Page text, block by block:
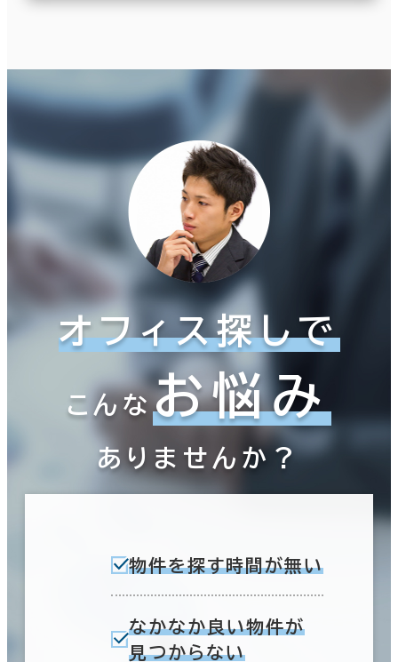
オフィス探しで
こんなお悩み
ありませんか？
物件を探す時間が無い
なかなか良い物件が
見つからない